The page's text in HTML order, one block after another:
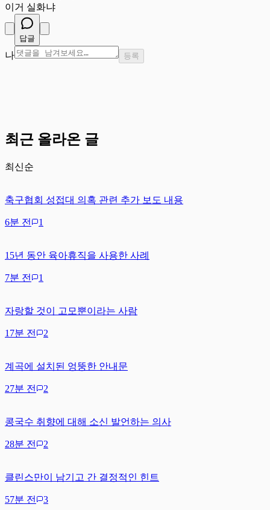
이거 실화냐
답글
나 등록
최근 올라온 글
최신순
축구협회 성접대 의혹 관련 추가 보도 내용
6분 전 1
15년 동안 육아휴직을 사용한 사례
7분 전 1
자랑할 것이 고모뿐이라는 사람
17분 전 2
계곡에 설치된 엉뚱한 안내문
27분 전 2
콩국수 취향에 대해 소신 발언하는 의사
28분 전 2
클린스만이 남기고 간 결정적인 힌트
57분 전 3